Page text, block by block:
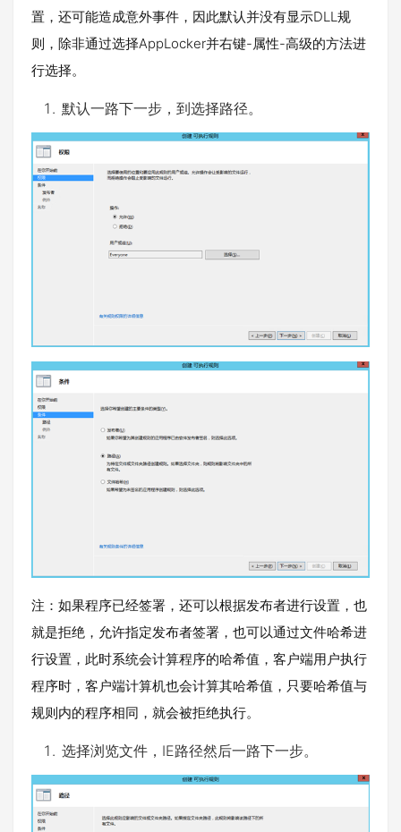
置，还可能造成意外事件，因此默认并没有显示DLL规
则，除非通过选择AppLocker并右键-属性-高级的方法进
行选择。
默认一路下一步，到选择路径。
注：如果程序已经签署，还可以根据发布者进行设置，也
就是拒绝，允许指定发布者签署，也可以通过文件哈希进
行设置，此时系统会计算程序的哈希值，客户端用户执行
程序时，客户端计算机也会计算其哈希值，只要哈希值与
规则内的程序相同，就会被拒绝执行。
选择浏览文件，IE路径然后一路下一步。